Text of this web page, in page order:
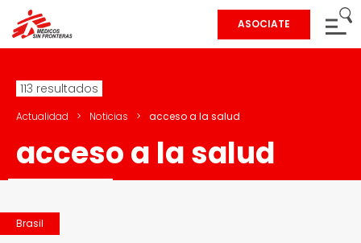
ASOCIATE
113 resultados
Actualidad > Noticias > acceso a la salud
acceso a la salud
Brasil